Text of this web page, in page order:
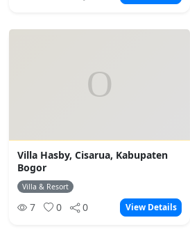
Villa Hasby, Cisarua, Kabupaten
Bogor
Villa & Resort
7 0 0 View Details